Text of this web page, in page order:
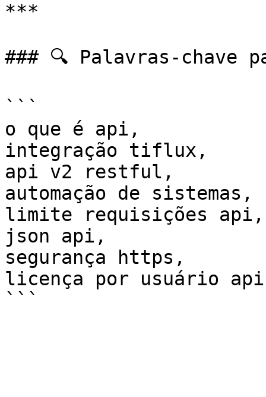
***
### 🔍 Palavras-chave
```
o que é api,
integração tiflux,
api v2 restful,
automação de sistemas,
limite requisições api,
json api,
segurança https,
licença por usuário api